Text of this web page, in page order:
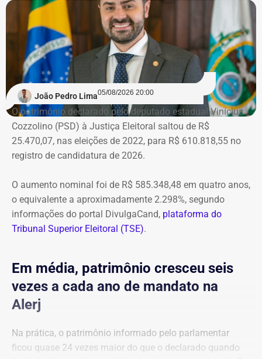
João Pedro Lima05/08/2026 20:00
O patrimônio declarado pelo deputado estadual Vinícius
Cozzolino (PSD) à Justiça Eleitoral saltou de R$
25.470,07, nas eleições de 2022, para R$ 610.818,55 no
registro de candidatura de 2026.
O aumento nominal foi de R$ 585.348,48 em quatro anos,
o equivalente a aproximadamente 2.298%, segundo
informações do portal DivulgaCand, plataforma do
Tribunal Superior Eleitoral (TSE).
Em média, patrimônio cresceu seis
vezes a cada ano de mandato na
Alerj
Na prática, o patrimônio informado pelo parlamentar
ficou quase 24 vezes maior do que o declarado quando